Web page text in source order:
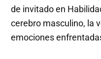
de invitado en
cerebro masculino, la
emociones